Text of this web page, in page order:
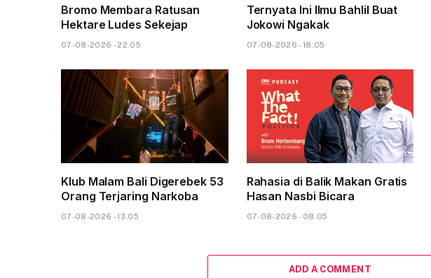
Bromo Membara Ratusan
Hektare Ludes Sekejap
07-08-2026 - 22.05
Ternyata Ini Ilmu Bahlil Buat
Jokowi Ngakak
07-08-2026 - 18.05
Klub Malam Bali Digerebek 53
Orang Terjaring Narkoba
07-08-2026 - 13.05
Rahasia di Balik Makan Gratis
Hasan Nasbi Bicara
07-08-2026 - 08.05
ADD A COMMENT